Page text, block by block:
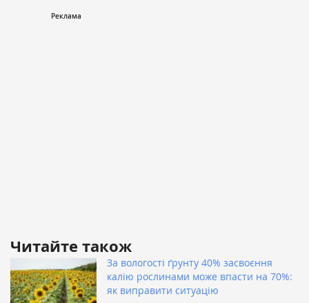
Читайте також
За вологості ґрунту 40% засвоєння
калію рослинами може впасти на 70%:
як виправити ситуацію